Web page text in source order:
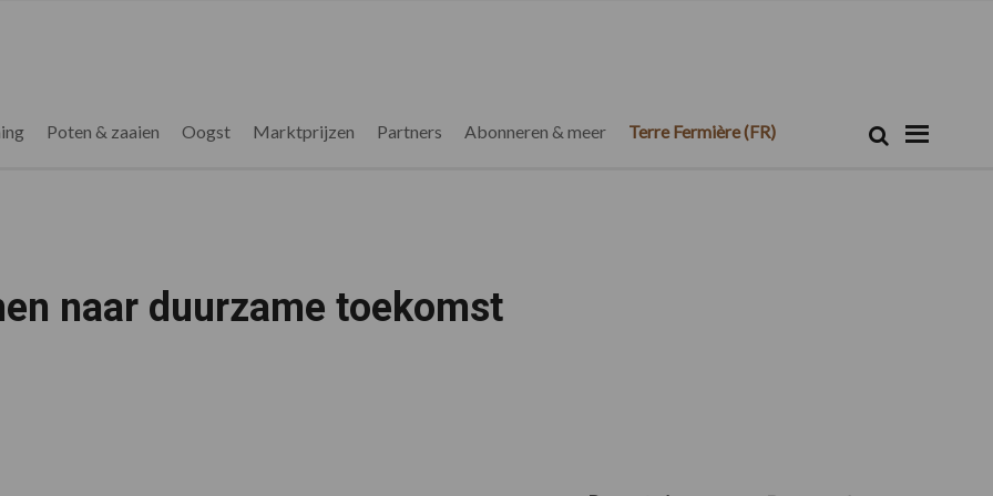
Poten & zaaien Oogst Marktprijzen Partners Abonneren & meer Terre Fermière (FR) Zoek
naar duurzame toekomst